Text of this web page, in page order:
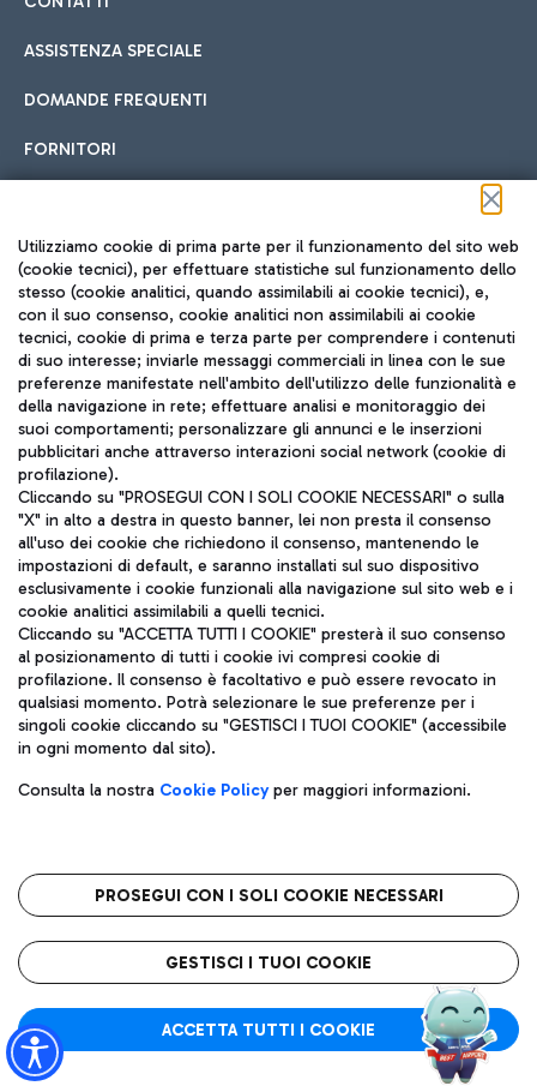
ASSISTENZA SPECIALE
DOMANDE FREQUENTI
FORNITORI
Seguici sui social
TRAVEL JOURNAL
ITA
Aeroporti di Roma S.p.A. - Società soggetta a direzione e
coordinamento di Mundys S.p.A.
Codice fiscale e Registro delle Imprese di Roma 13032990155 P.
IVA 06572251004
Capitale sociale 62.224.743,00 int. vers.
Sede legale: Via Pier Paolo Racchetti 1 - 00054 Fiumicino (RM)
telefono +39 06 65951
Privacy policy
Note legali
Roma FCO
L'aeroporto stellato
Utilizziamo cookie di prima parte per il funzionamento del sito web
(cookie tecnici), per effettuare statistiche sul funzionamento dello
stesso (cookie analitici, quando assimilabili ai cookie tecnici), e,
con il suo consenso, cookie analitici non assimilabili ai cookie
tecnici, cookie di prima e terza parte per comprendere i contenuti
di suo interesse; inviarle messaggi commerciali in linea con le sue
preferenze manifestate nell'ambito dell'utilizzo delle funzionalità e
della navigazione in rete; effettuare analisi e monitoraggio dei
suoi comportamenti; personalizzare gli annunci e le inserzioni
pubblicitari anche attraverso interazioni social network (cookie di
profilazione).
Cliccando su "PROSEGUI CON I SOLI COOKIE NECESSARI" o sulla
"X" in alto a destra in questo banner, lei non presta il consenso
all'uso dei cookie che richiedono il consenso, mantenendo le
impostazioni di default, e saranno installati sul suo dispositivo
esclusivamente i cookie funzionali alla navigazione sul sito web e i
cookie analitici assimilabili a quelli tecnici.
Cliccando su "ACCETTA TUTTI I COOKIE" presterà il suo consenso
al posizionamento di tutti i cookie ivi compresi cookie di
profilazione. Il consenso è facoltativo e può essere revocato in
qualsiasi momento. Potrà selezionare le sue preferenze per i
singoli cookie cliccando su "GESTISCI I TUOI COOKIE" (accessibile
in ogni momento dal sito).
Consulta la nostra Cookie Policyper maggiori informazioni.
PROSEGUI CON I SOLI COOKIE NECESSARI
GESTISCI I TUOI COOKIE
ACCETTA TUTTI I COOKIE